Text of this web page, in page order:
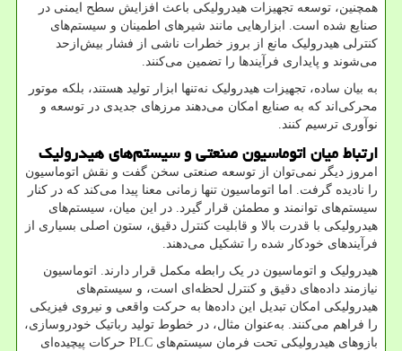
همچنین، توسعه تجهیزات هیدرولیکی باعث افزایش سطح ایمنی در
صنایع شده است. ابزارهایی مانند شیرهای اطمینان و سیستم‌های
کنترلی هیدرولیک مانع از بروز خطرات ناشی از فشار بیش‌ازحد
می‌شوند و پایداری فرآیندها را تضمین می‌کنند.
به بیان ساده، تجهیزات هیدرولیک نه‌تنها ابزار تولید هستند، بلکه موتور
محرکی‌اند که به صنایع امکان می‌دهند مرزهای جدیدی در توسعه و
نوآوری ترسیم کنند.
ارتباط میان اتوماسیون صنعتی و سیستم‌های هیدرولیک
امروز دیگر نمی‌توان از توسعه صنعتی سخن گفت و نقش اتوماسیون
را نادیده گرفت. اما اتوماسیون تنها زمانی معنا پیدا می‌کند که در کنار
سیستم‌های توانمند و مطمئن قرار گیرد. در این میان، سیستم‌های
هیدرولیکی با قدرت بالا و قابلیت کنترل دقیق، ستون اصلی بسیاری از
فرآیندهای خودکار شده را تشکیل می‌دهند.
هیدرولیک و اتوماسیون در یک رابطه مکمل قرار دارند. اتوماسیون
نیازمند داده‌های دقیق و کنترل لحظه‌ای است، و سیستم‌های
هیدرولیکی امکان تبدیل این داده‌ها به حرکت واقعی و نیروی فیزیکی
را فراهم می‌کنند. به‌عنوان مثال، در خطوط تولید رباتیک خودروسازی،
بازوهای هیدرولیکی تحت فرمان سیستم‌های
حرکات پیچیده‌ای